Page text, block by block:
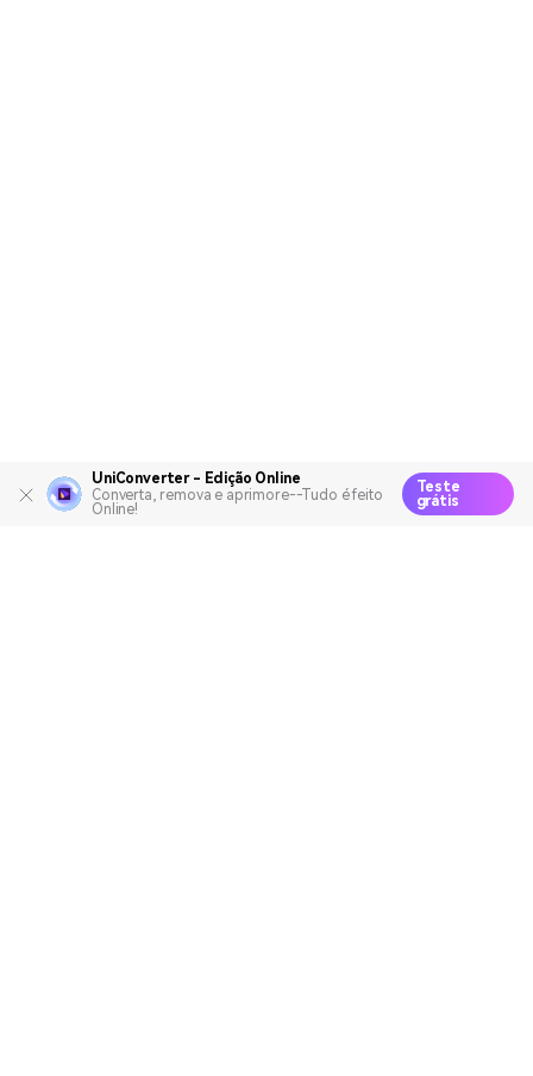
UniConverter - Edição Online
Converta, remova e aprimore--Tudo é feito
Online!
Teste
grátis